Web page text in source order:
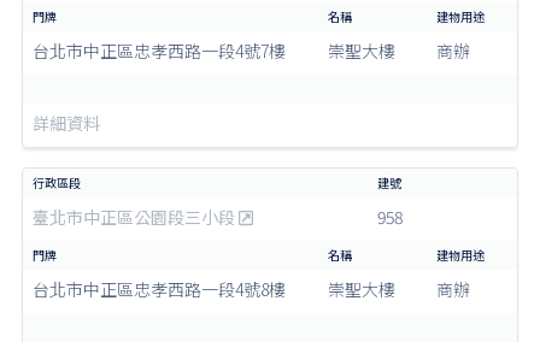
台北市中正區忠孝西路一段4號7樓 崇聖大樓 商辦
詳細資料
臺北市中正區公園段三小段 958
台北市中正區忠孝西路一段4號8樓 崇聖大樓 商辦